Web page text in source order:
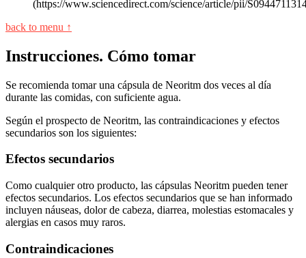
(https://www.sciencedirect.com/science/article/pii/
back to menu ↑
Instrucciones. Cómo tomar
Se recomienda tomar una cápsula de Neoritm dos veces al día
durante las comidas, con suficiente agua.
Según el prospecto de Neoritm, las contraindicaciones y efectos
secundarios son los siguientes:
Efectos secundarios
Como cualquier otro producto, las cápsulas Neoritm pueden tener
efectos secundarios. Los efectos secundarios que se han informado
incluyen náuseas, dolor de cabeza, diarrea, molestias estomacales y
alergias en casos muy raros.
Contraindicaciones